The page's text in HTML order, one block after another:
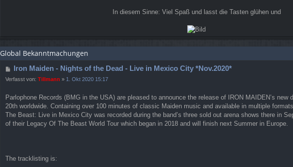
In diesem Sinne: Viel Spaß und lasst die Tasten glühen und
Global Bekanntmachungen
Iron Maiden - Nights of the Dead - Live in Mexico City *Nov.2020*
Verfasst von: Tillmann » 1. Okt 2020 15:17
Parlophone Records (BMG in the USA) are pleased to announce the release of IRON MAIDEN’s new
20th worldwide. Containing over 100 minutes of classic Maiden music and available in multiple
The Beast: Live in Mexico City was recorded during the band’s three sold out arena shows there in
of their Legacy Of The Beast World Tour which began in 2018 and will finish next Summer in Europe.
The tracklisting is: